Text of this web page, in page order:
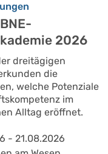
2026
dreitägigen
die
welche Potenziale
im
Alltag eröffnet.
- 21.08.2026